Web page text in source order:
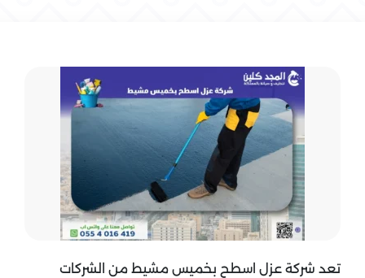
تعد شركة عزل اسطح بخميس مشيط من الشركات